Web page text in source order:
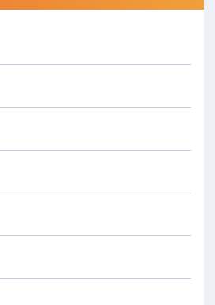
& DV Mekong Auto